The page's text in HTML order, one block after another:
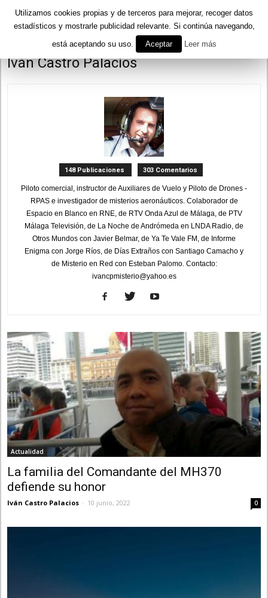
Autores Publicado por Iván Castro Palacios
Iván Castro Palacios
148 Publicaciones 303 Comentarios
Piloto comercial, instructor de Auxiliares de Vuelo y Piloto de Drones -
RPAS e investigador de misterios aeronáuticos. Colaborador de
Espacio en Blanco en RNE, de RTV Onda Azul de Málaga, de PTV
Málaga Televisión, de La Noche de Andrómeda en LNDA Radio, de
Otros Mundos con Javier Belmar, de Ya Te Vale FM, de Informe
Enigma con Jorge Ríos, de Días Extraños con Santiago Camacho y
de Misterio en Red con Esteban Palomo. Contacto:
ivancpmisterio@yahoo.es
Actualidad
La familia del Comandante del MH370
defiende su honor
Iván Castro Palacios - 10 junio, 2022 0
Utilizamos cookies propias y de terceros para mejorar, recoger datos
estadísticos y mostrarle publicidad relevante. Si continúa navegando,
está aceptando su uso.
Aceptar Leer más